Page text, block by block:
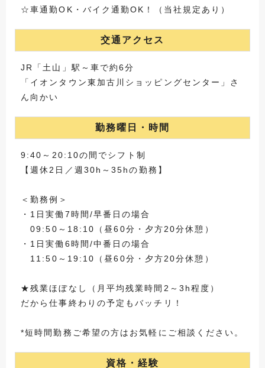
☆車通勤OK・バイク通勤OK！（当社規定あり）
交通アクセス
JR「土山」駅～車で約6分
「イオンタウン東加古川ショッピングセンター」さ
ん向かい
勤務曜日・時間
9:40～20:10の間でシフト制
【週休2日／週30h～35hの勤務】
＜勤務例＞
・1日実働7時間/早番日の場合
09:50～18:10（昼60分・夕方20分休憩）
・1日実働6時間/中番日の場合
11:50～19:10（昼60分・夕方20分休憩）
★残業ほぼなし（月平均残業時間2～3h程度）
だから仕事終わりの予定もバッチリ！
*短時間勤務ご希望の方はお気軽にご相談ください。
資格・経験